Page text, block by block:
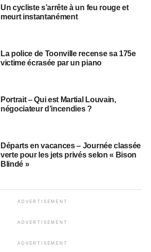
Un cycliste s’arrête à un feu rouge et
meurt instantanément
La police de Toonville recense sa 175e
victime écrasée par un piano
Portrait – Qui est Martial Louvain,
négociateur d’incendies ?
Départs en vacances – Journée classée
verte pour les jets privés selon « Bison
Blindé »
ADVERTISEMENT
ADVERTISEMENT
ADVERTISEMENT